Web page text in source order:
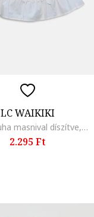
LC WAIKIKI
Bővülő ruha masnival díszítve, Fehér
2.295 Ft